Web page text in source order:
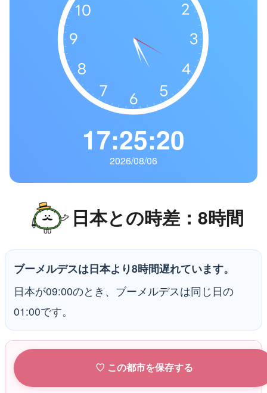
17:25:21
2026/08/06
日本との時差：8時間
ブーメルデスは日本より8時間遅れています。
日本が09:00のとき、ブーメルデスは同じ日の
01:00です。
♡ この都市を保存する